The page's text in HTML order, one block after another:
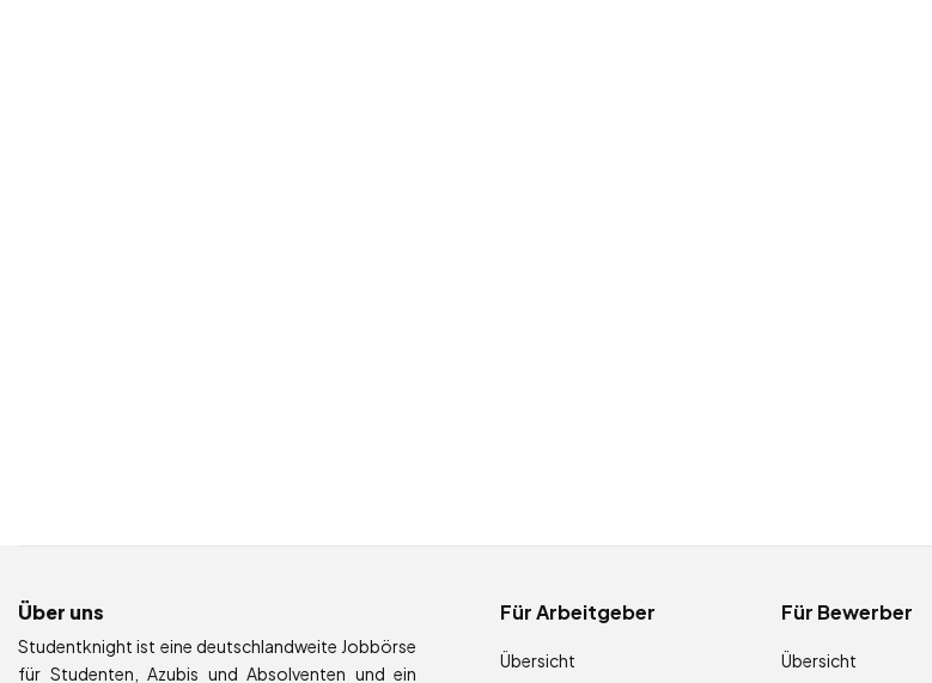
Über uns
Studentknight ist eine deutschlandweite Jobbörse
für Studenten, Azubis und Absolventen und ein
Für Arbeitgeber
Übersicht
Für Bewerber
Übersicht